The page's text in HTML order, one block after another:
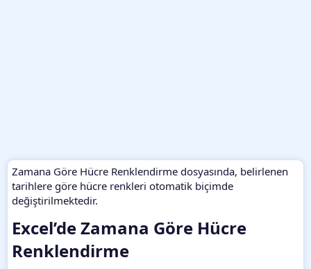
Zamana Göre Hücre Renklendirme dosyasında, belirlenen
tarihlere göre hücre renkleri otomatik biçimde
değiştirilmektedir.
Excel’de Zamana Göre Hücre
Renklendirme​